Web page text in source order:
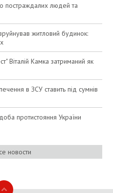
постраждалих людей та
житловий будинок:
Віталій Камка затриманий як
в ЗСУ ставить під сумнів
протистояння України
новости